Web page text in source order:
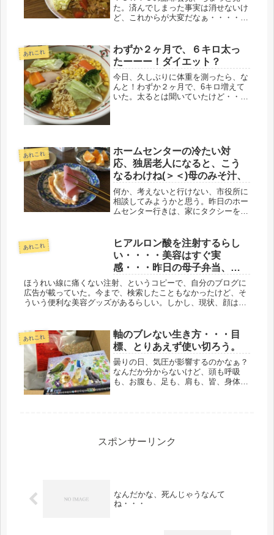
た。済んでしまった事実は消せないけ
ど、これからが大変だなぁ・・・・親
所詮、子供は子供だ。それに、まさ
か、ＴＯＫＩＯ解散の言葉まで出ると
は想像...
あれこれ
わずか２ヶ月で、６キロ太っ
たーーー！ダイエット？
今日、久しぶりに体重を測ったら、な
んと！わずか２ヶ月で、6キロ増えて
いた。太るとは聞いていたけど・・・
あれこれ
ホームセンターの冷たい対
応、独居老人になると、こう
なるわけね(＞＜)母のみそ汁、
何か、考えないと行けない、市役所に
相談してみようかと思う。昨日のホー
ムセンター行きは、家にタクシーを呼
ー到着、(≧∀≦)母の書いたリストを見
ながら、売り場を探し、買い物をす...
あれこれ
ヒアルロン酸を注射するらし
い・・・・美容はすぐ実
感・・・昨日の母子弁当、簡
単酢漬け、続けています。
ほうれい線に痛くない注射、というコピーで、自分のブログに
広告が載っていた。今まで、検索したこともなかったけど、そ
ういう便利な美容グッズがあるらしい。しかし、現状、顔はパ
あれこれ
軸のブレない生き方・・・目
標、とりあえず使い切ろう。
曇りの日、気圧が影響するのかなぁ？
なんだか分からないけど、頭も呼吸
も、お腹も、足も、肩も、皆、身体
スポンサーリンク
なんだかな、死んじゃうなんて
ね・・・